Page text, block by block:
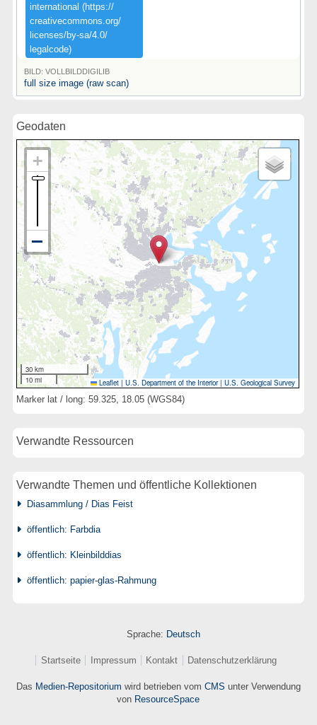
international ​(​https:​/​/​
creativecommons.​org/​
licenses/​by-​sa/​4.​0/​
legalcode)​
BILD: VOLLBILDDIGILIB
full size image (raw scan)
Geodaten
30 km
10 mi
Leaflet | U.S. Department of the Interior|U.S. Geological Survey
Marker lat / long: 59.325, 18.05 (WGS84)
Verwandte Ressourcen
Verwandte Themen und öffentliche Kollektionen
Diasammlung / Dias Feist
öffentlich: Farbdia
öffentlich: Kleinbilddias
öffentlich: papier-glas-Rahmung
Sprache: Deutsch
Startseite Impressum Kontakt Datenschutzerklärung
Das Medien-Repositorium wird betrieben vom CMS unter Verwendung
von ResourceSpace